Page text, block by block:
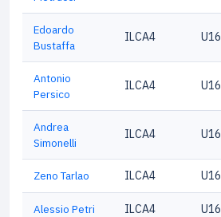
Edoardo
Bustaffa
ILCA4 U16
Antonio
Persico
ILCA4 U16
Andrea
Simonelli
ILCA4 U16
Zeno Tarlao ILCA4 U16
Alessio Petri ILCA4 U16